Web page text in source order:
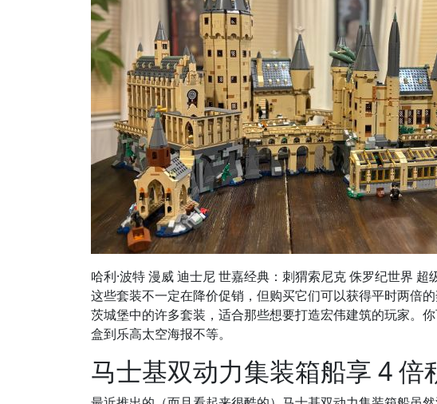
哈利·波特 漫威 迪士尼 世嘉经典：刺猬索尼克 侏罗纪世界 超
这些套装不一定在降价促销，但购买它们可以获得平时两倍
茨城堡中的许多套装，适合那些想要打造宏伟建筑的玩家。
盒到乐高太空海报不等。
马士基双动力集装箱船享 4 倍